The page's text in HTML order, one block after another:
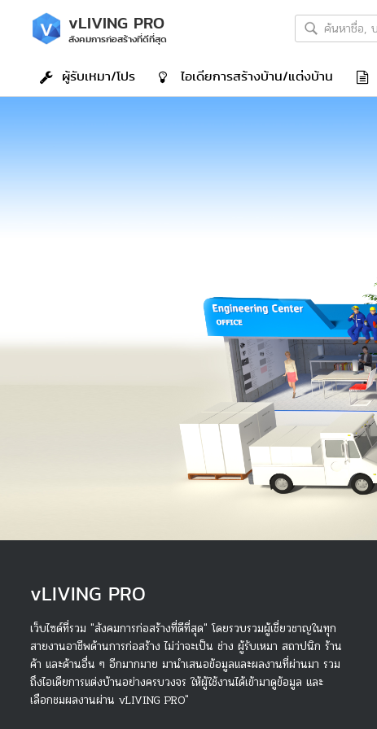
vLIVING PRO
สังคมการก่อสร้างที่ดีที่สุด
ผู้รับเหมา/โปร ไอเดียการสร้างบ้าน/แต่งบ้าน
vLIVING PRO
เว็บไซด์ที่รวม "สังคมการก่อสร้างที่ดีที่สุด" โดยรวบรวมผู้เชี่ยวชาญในทุก
สายงานอาชีพด้านการก่อสร้าง ไม่ว่าจะเป็น ช่าง ผู้รับเหมา สถาปนิก ร้าน
ค้า และด้านอื่น ๆ อีกมากมาย มานำเสนอข้อมูลและผลงานที่ผ่านมา รวม
ถึงไอเดียการแต่งบ้านอย่างครบวงจร ให้ผู้ใช้งานได้เข้ามาดูข้อมูล และ
เลือกชมผลงานผ่าน vLIVING PRO"